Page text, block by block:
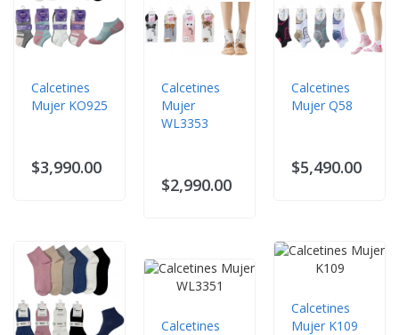
Calcetines
Mujer KO925
$3,990.00
Calcetines
Mujer
WL3353
$2,990.00
Calcetines
Calcetines
Mujer Q58
$5,490.00
Calcetines
Mujer K109